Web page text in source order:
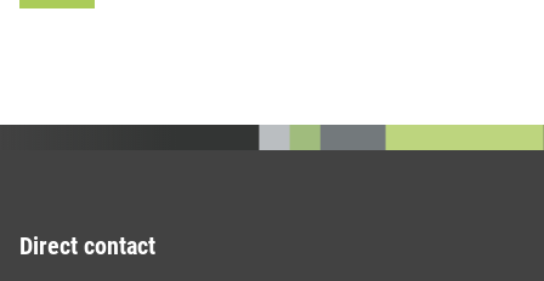
Direct contact